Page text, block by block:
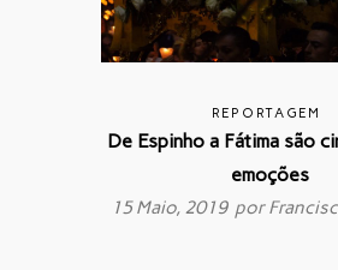
REPORTAGEM
De Espinho a Fátima são
emoções
15 Maio, 2019 por